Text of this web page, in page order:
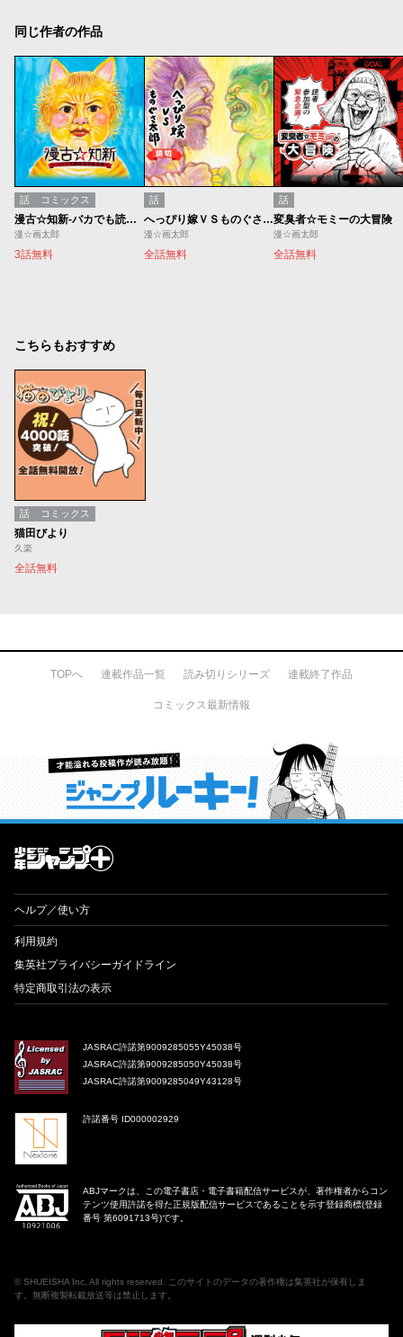
同じ作者の作品
話 コミックス
漫古☆知新-バカでも読める古典文学-
漫☆画太郎
3話無料
話
へっぴり嫁ＶＳものぐさ太郎
漫☆画太郎
全話無料
話
変臭者☆モミーの大冒険
漫☆画太郎
全話無料
こちらもおすすめ
話 コミックス
猫田びより
久楽
全話無料
TOPへ 連載作品一覧 読み切りシリーズ 連載終了作品
コミックス最新情報
才能溢れる投稿作が読み放題！ ジャンプルーキー！
ヘルプ／使い方
利用規約
集英社プライバシーガイドライン
特定商取引法の表示
JASRAC許諾第9009285055Y45038号
JASRAC許諾第9009285050Y45038号
JASRAC許諾第9009285049Y43128号
許諾番号 ID000002929
ABJマークは、この電子書店・電子書籍配信サービスが、著作権者からコン
テンツ使用許諾を得た正規版配信サービスであることを示す登録商標(登録
番号 第6091713号)です。
© SHUEISHA Inc. All rights reserved. このサイトのデータの著作権は集英社が保有しま
す。無断複製転載放送等は禁止します。